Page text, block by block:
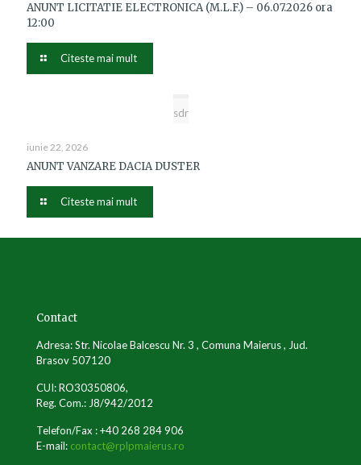
ANUNT LICITATIE ELECTRONICA (M.L.F.) – 06.07.2026 ora
12:00
Citeste mai mult
sdr
iunie 22, 2026
ANUNT VANZARE DACIA DUSTER
Citeste mai mult
Contact
Adresa: Str. Nicolae Balcescu Nr. 3 , Comuna Maierus , Jud.
Brasov 507120
CUI: RO30350806,
Reg. Com.: J8/942/2012
Telefon/Fax : +40 268 284 906
E-mail: contact@rplpmaierus.ro